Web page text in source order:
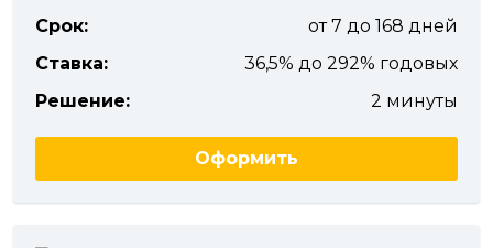
Срок:
от 7 до 168 дней
Ставка:
36,5% до 292% годовых
Решение:
2 минуты
Оформить